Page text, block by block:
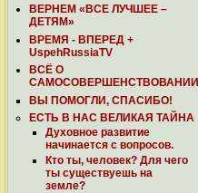
ВЕРНЕМ «ВСЕ ЛУЧШЕЕ –
ДЕТЯМ»
ВРЕМЯ - ВПЕРЕД +
UspehRussiaTV
ВСЁ О
САМОСОВЕРШЕНСТВОВАНИИ
ВЫ ПОМОГЛИ, СПАСИБО!
ЕСТЬ В НАС ВЕЛИКАЯ ТАЙНА
Духовное развитие
начинается с вопросов.
Кто ты, человек? Для чего
ты существуешь на
земле?